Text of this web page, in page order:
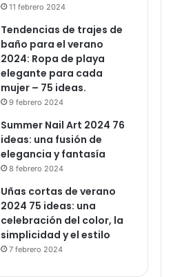
11 febrero 2024
Tendencias de trajes de
baño para el verano
2024: Ropa de playa
elegante para cada
mujer – 75 ideas.
9 febrero 2024
Summer Nail Art 2024 76
ideas: una fusión de
elegancia y fantasía
8 febrero 2024
Uñas cortas de verano
2024 75 ideas: una
celebración del color, la
simplicidad y el estilo
7 febrero 2024